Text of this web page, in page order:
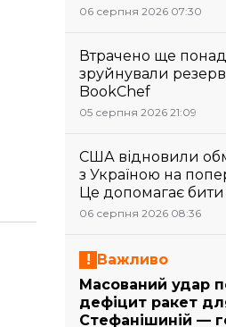
06 серпня 2026 07:30
Втрачено ще понад
зруйнували
BookChef
05 серпня 2026 21:09
США відновили
з Україною на
Це допомагає бити
06 серпня 2026 08:36
Важливо
Масований удар
дефіцит ракет
Стефанішиній —